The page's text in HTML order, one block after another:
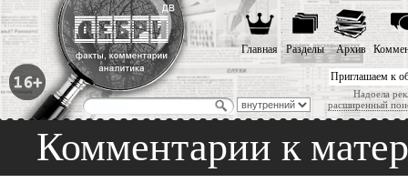
Приглашаем к
Надоела
расширенный
Главная Разделы Архив
Комментарии к